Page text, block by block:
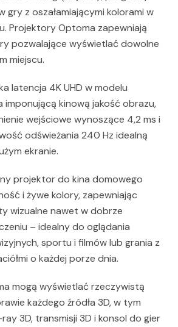
gry z oszałamiającymi kolorami w
Projektory Optoma zapewniają
pozwalające wyświetlać dowolne
miejscu.
latencja 4K UHD w modelu
imponującą kinową jakość obrazu,
wejściowe wynoszące 4,2 ms i
odświeżania 240 Hz idealną
ekranie.
projektor do kina domowego
i żywe kolory, zapewniając
wizualne nawet w dobrze
– idealny do oglądania
sportu i filmów lub grania z
o każdej porze dnia.
mogą wyświetlać rzeczywistą
każdego źródła 3D, w tym
3D, transmisji 3D i konsol do gier